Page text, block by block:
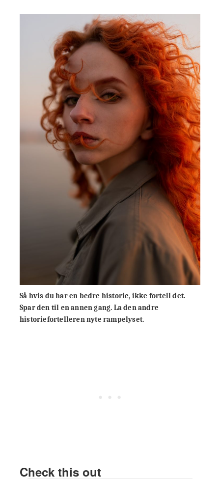
Så hvis du har en bedre historie, ikke fortell det.
Spar den til en annen gang. La den andre
historiefortelleren nyte rampelyset.
Check this out